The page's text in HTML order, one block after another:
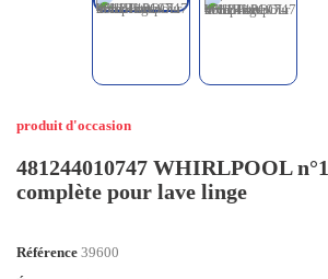
produit d'occasion
481244010747 WHIRLPOOL
complète pour lave linge
Référence 39600